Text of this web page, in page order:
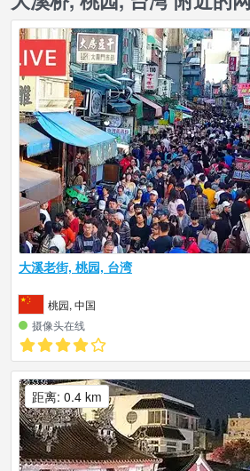
大溪老街, 桃园, 台湾
桃园, 中国
摄像头在线
距离: 0.4 km